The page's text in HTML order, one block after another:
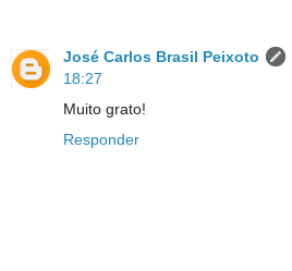
José Carlos Brasil Peixoto
18:27
Muito grato!
Responder